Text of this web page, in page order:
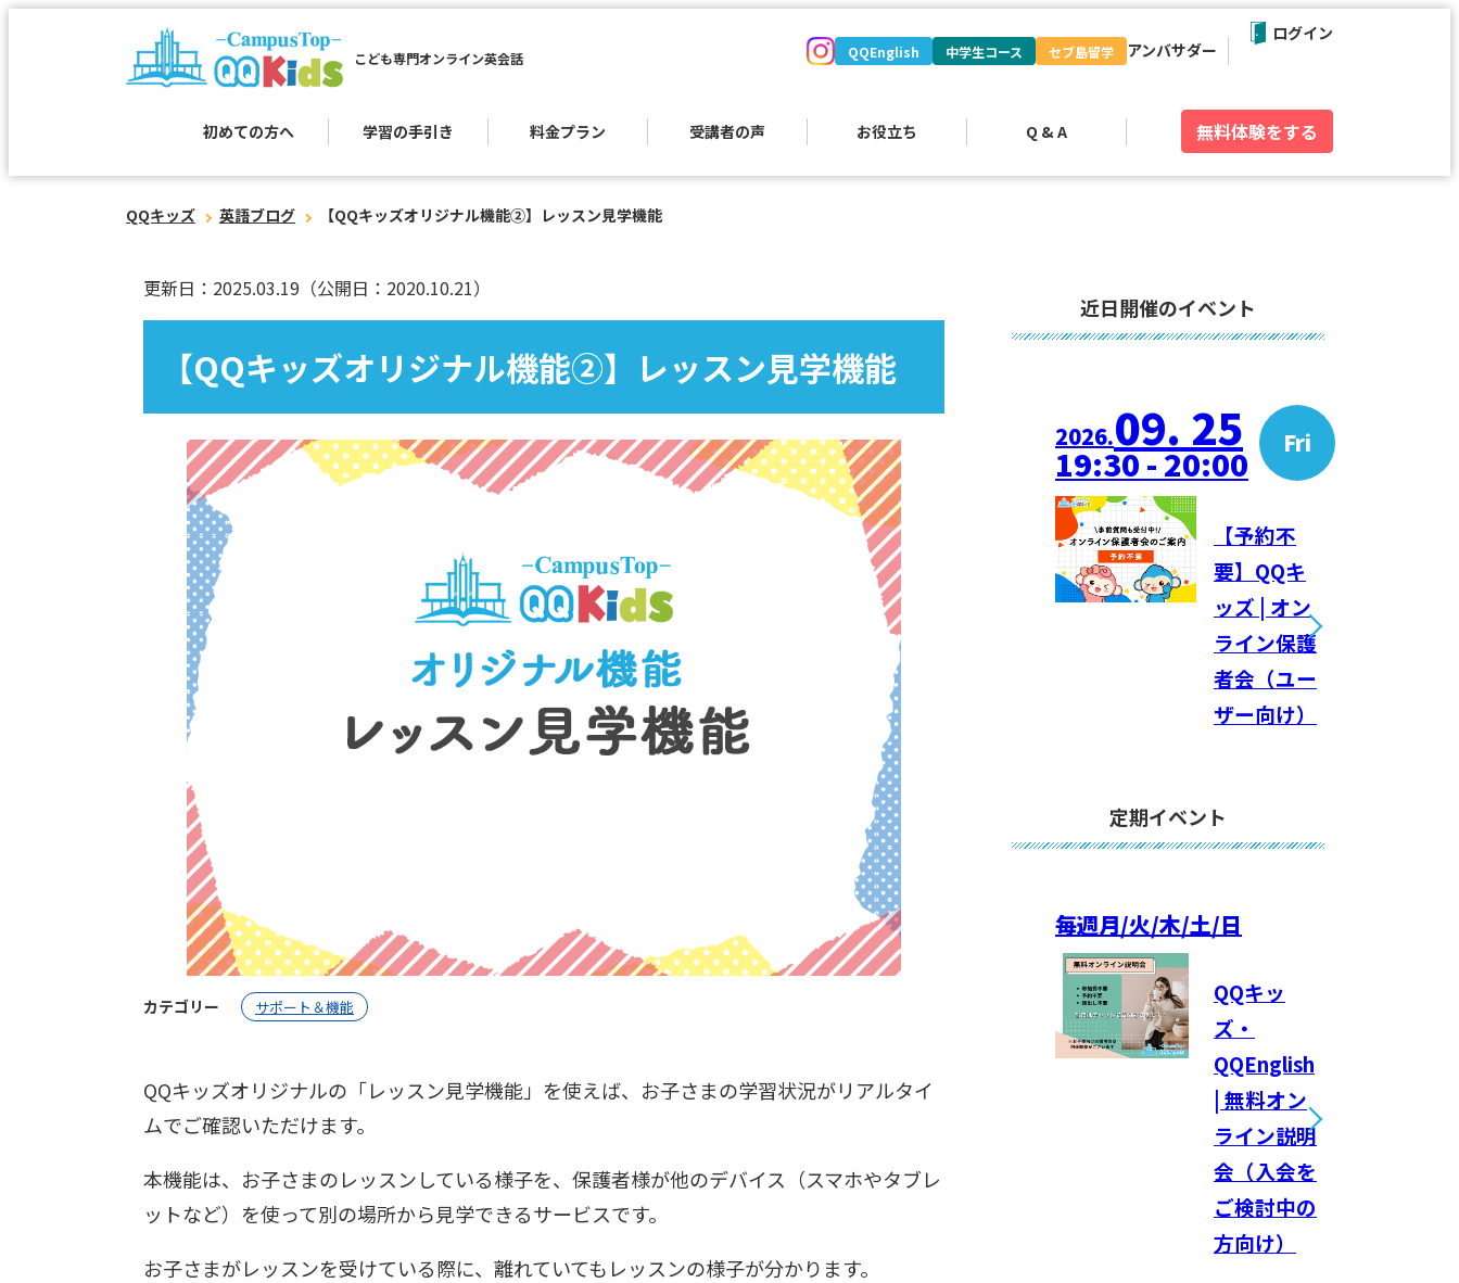
こども専門オンライン英会話
初めての方へ 学習の手引き 料金プラン 受講者の声 お役立ち Q & A
QQEnglish 中学生コース セブ島留学 アンバサダー
無料体験をする
ログイン
QQキッズ 英語ブログ 【QQキッズオリジナル機能②】レッスン見学機能
更新日：2025.03.19 （公開日：2020.10.21）
【QQキッズオリジナル機能②】レッスン見学機能
カテゴリー サポート＆機能
QQキッズオリジナルの「レッスン見学機能」を使えば、お子さまの学習状況がリアルタイ
ムでご確認いただけます。
本機能は、お子さまのレッスンしている様子を、保護者様が他のデバイス（スマホやタブレ
ットなど）を使って別の場所から見学できるサービスです。
お子さまがレッスンを受けている際に、離れていてもレッスンの様子が分かります。
近日開催のイベント
2026.09. 25 Fri
19:30 - 20:00
【予約不
要】QQキ
ッズ | オン
ライン保護
者会（ユー
ザー向け）
定期イベント
毎週月/火/木/土/日
QQキッ
ズ・
QQEnglish
| 無料オン
ライン説明
会（入会を
ご検討中の
方向け）